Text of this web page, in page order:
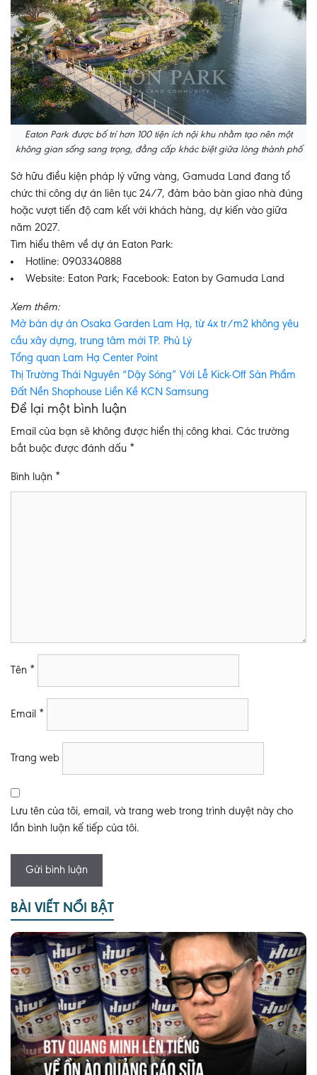
Eaton Park được bố trí hơn 100 tiện ích nội khu nhằm tạo nên một
không gian sống sang trọng, đẳng cấp khác biệt giữa lòng thành phố
Sở hữu điều kiện pháp lý vững vàng, Gamuda Land đang tổ
chức thi công dự án liên tục 24/7, đảm bảo bàn giao nhà đúng
hoặc vượt tiến độ cam kết với khách hàng, dự kiến vào giữa
năm 2027.
Tìm hiểu thêm về dự án Eaton Park:
Hotline: 0903340888
Website: Eaton Park; Facebook: Eaton by Gamuda Land
Xem thêm:
Mở bán dự án Osaka Garden Lam Hạ, từ 4x tr/m2 không yêu
cầu xây dựng, trung tâm mới TP. Phủ Lý
Tổng quan Lam Hạ Center Point
Thị Trường Thái Nguyên “Dậy Sóng” Với Lễ Kick-Off Sản Phẩm
Đất Nền Shophouse Liền Kề KCN Samsung
Để lại một bình luận
Email của bạn sẽ không được hiển thị công khai. Các trường
bắt buộc được đánh dấu *
Bình luận *
Tên *
Email *
Trang web
Lưu tên của tôi, email, và trang web trong trình duyệt này cho
lần bình luận kế tiếp của tôi.
BÀI VIẾT NỔI BẬT